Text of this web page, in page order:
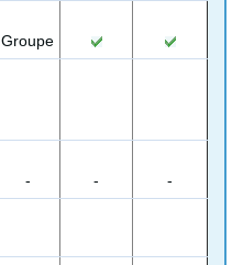
Groupe
- - -